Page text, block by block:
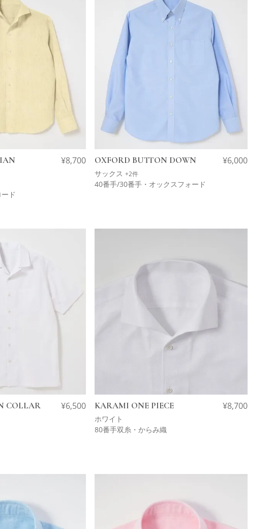
¥8,700
ド
OXFORD BUTTON DOWN
サックス +2件
¥6,000
40番手/30番手・オックスフォード
COLLAR
¥6,500 KARAMI ONE PIECE
ホワイト
¥8,700
80番手双糸・からみ織